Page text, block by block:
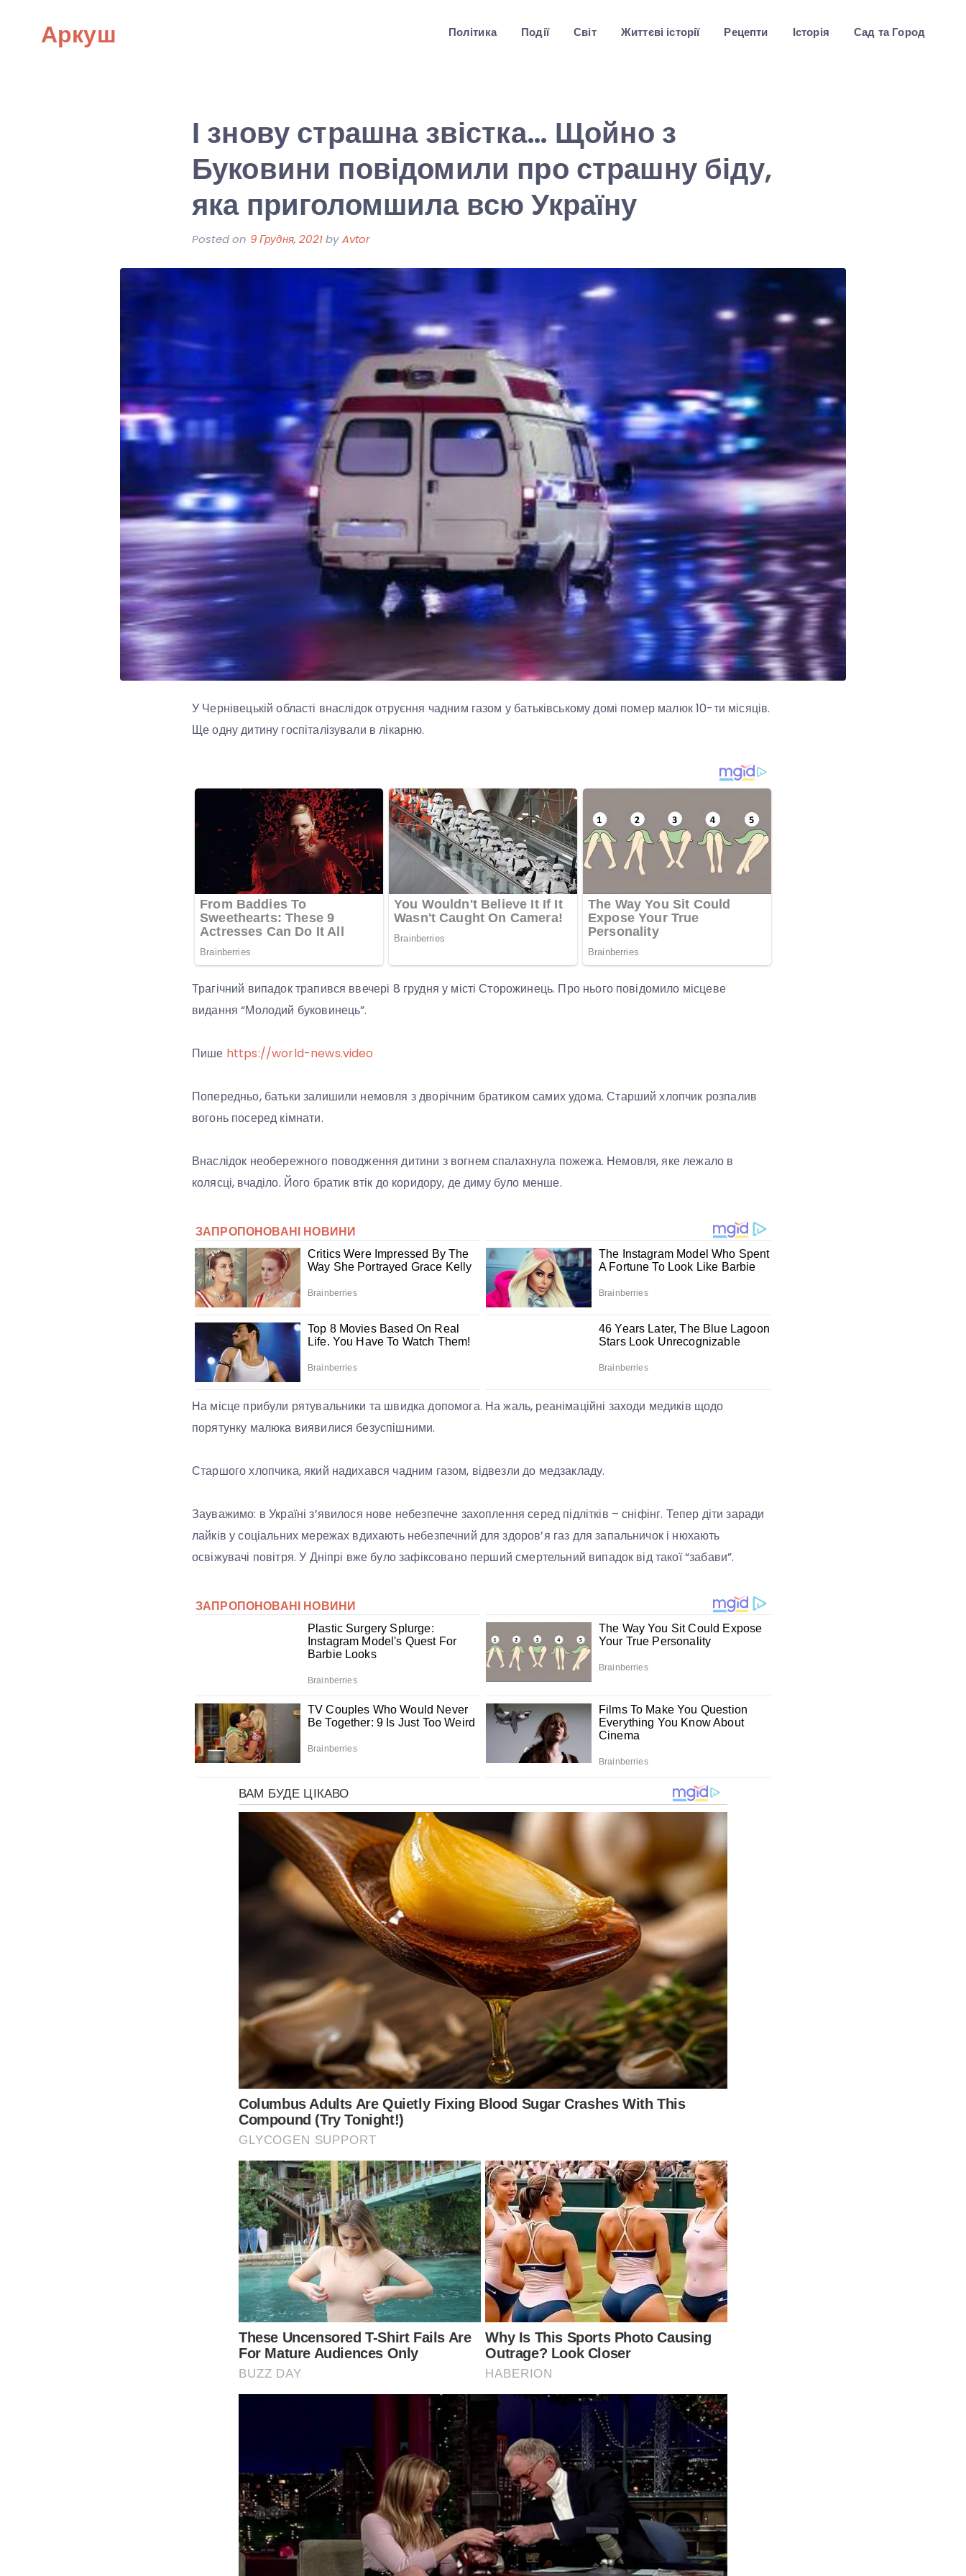
Аркуш Політика Події Світ Життєві історії Рецепти Історія Сад та Город
І знову страшна звістка… Щойно з
Буковини повідомили про страшну біду,
яка приголомшила всю Україну
Posted on 9 Грудня, 2021byAvtor
У Чернівецькій області внаслідок отруєння чадним газом у батьківському домі помер малюк 10-ти місяців.
Ще одну дитину госпіталізували в лікарню.
Трагічний випадок трапився ввечері 8 грудня у місті Сторожинець. Про нього повідомило місцеве
видання “Молодий буковинець”.
Пише https://world-news.video
Попередньо, батьки залишили немовля з дворічним братиком самих удома. Старший хлопчик розпалив
вогонь посеред кімнати.
Внаслідок необережного поводження дитини з вогнем спалахнула пожежа. Немовля, яке лежало в
колясці, вчаділо. Його братик втік до коридору, де диму було менше.
На місце прибули рятувальники та швидка допомога. На жаль, реанімаційні заходи медиків щодо
порятунку малюка виявилися безуспішними.
Старшого хлопчика, який надихався чадним газом, відвезли до медзакладу.
Зауважимо: в Україні з’явилося нове небезпечне захоплення серед підлітків – сніфінг. Тепер діти заради
лайків у соціальних мережах вдихають небезпечний для здоров’я газ для запальничок і нюхають
освіжувачі повітря. У Дніпрі вже було зафіксовано перший смертельний випадок від такої “забави”.